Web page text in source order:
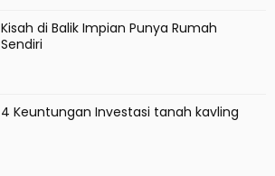
Kisah di Balik Impian Punya Rumah
Sendiri
4 Keuntungan Investasi tanah kavling